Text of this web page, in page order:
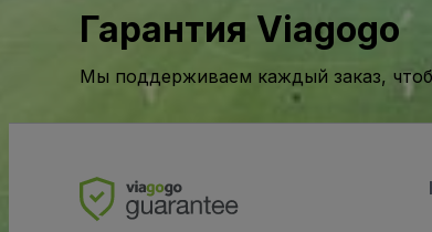
Гарантия Viagogo
Мы поддерживаем каждый заказ,